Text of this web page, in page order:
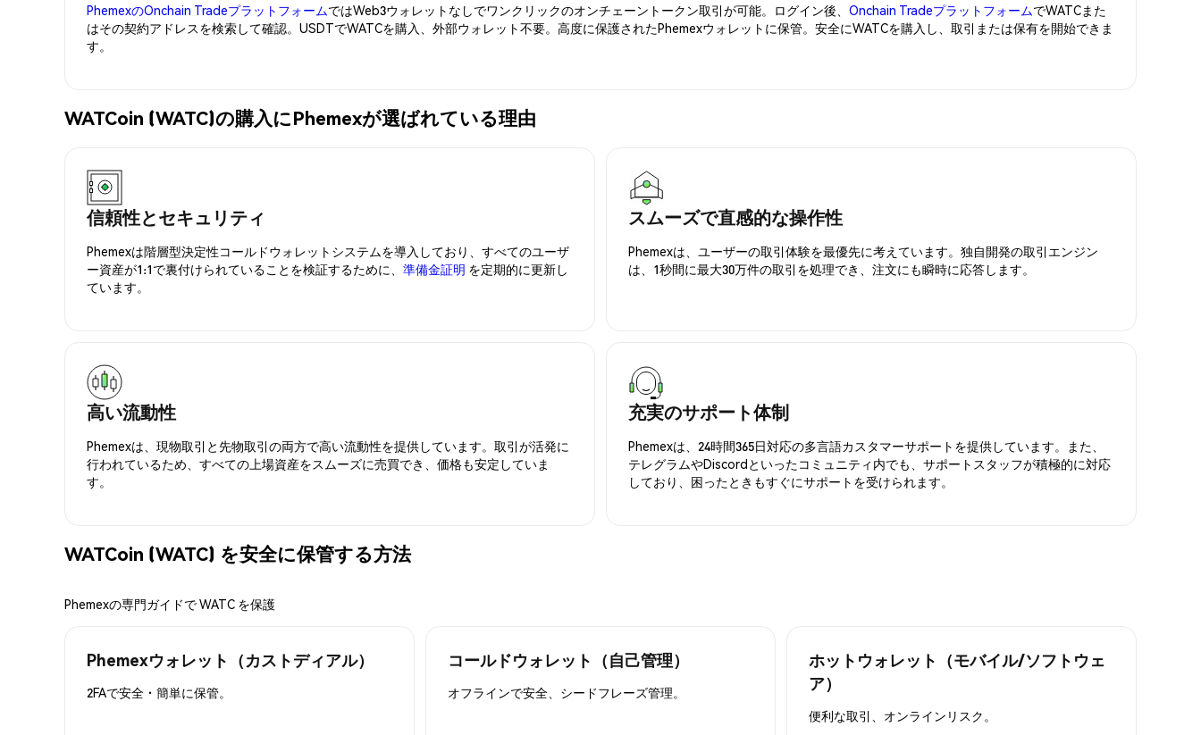
PhemexのOnchain TradeプラットフォームではWeb3ウォレットなしでワンクリックのオンチェーントークン取引が可能。ログイン後、 Onchain TradeプラットフォームでWATCまた
はその契約アドレスを検索して確認。USDTでWATCを購入、外部ウォレット不要。高度に保護されたPhemexウォレットに保管。安全にWATCを購入し、取引または保有を開始できま
す。
WATCoin (WATC)の購入にPhemexが選ばれている理由
信頼性とセキュリティ
Phemexは階層型決定性コールドウォレットシステムを導入しており、すべてのユーザ
ー資産が1:1で裏付けられていることを検証するために、 準備金証明 を定期的に更新し
ています。
スムーズで直感的な操作性
Phemexは、ユーザーの取引体験を最優先に考えています。独自開発の取引エンジン
は、1秒間に最大30万件の取引を処理でき、注文にも瞬時に応答します。
高い流動性
Phemexは、現物取引と先物取引の両方で高い流動性を提供しています。取引が活発に
行われているため、すべての上場資産をスムーズに売買でき、価格も安定していま
す。
充実のサポート体制
Phemexは、24時間365日対応の多言語カスタマーサポートを提供しています。また、
テレグラムやDiscordといったコミュニティ内でも、サポートスタッフが積極的に対応
しており、困ったときもすぐにサポートを受けられます。
WATCoin (WATC) を安全に保管する方法
Phemexの専門ガイドで WATC を保護
Phemexウォレット（カストディアル）
2FAで安全・簡単に保管。
コールドウォレット（自己管理）
オフラインで安全、シードフレーズ管理。
ホットウォレット（モバイル/ソフトウェ
ア）
便利な取引、オンラインリスク。